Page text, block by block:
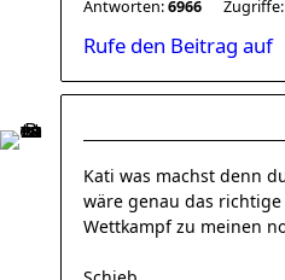
Antworten:6966 Zugriffe:
Rufe den Beitrag auf
Kati was machst denn
wäre genau das
Wettkampf zu meinen